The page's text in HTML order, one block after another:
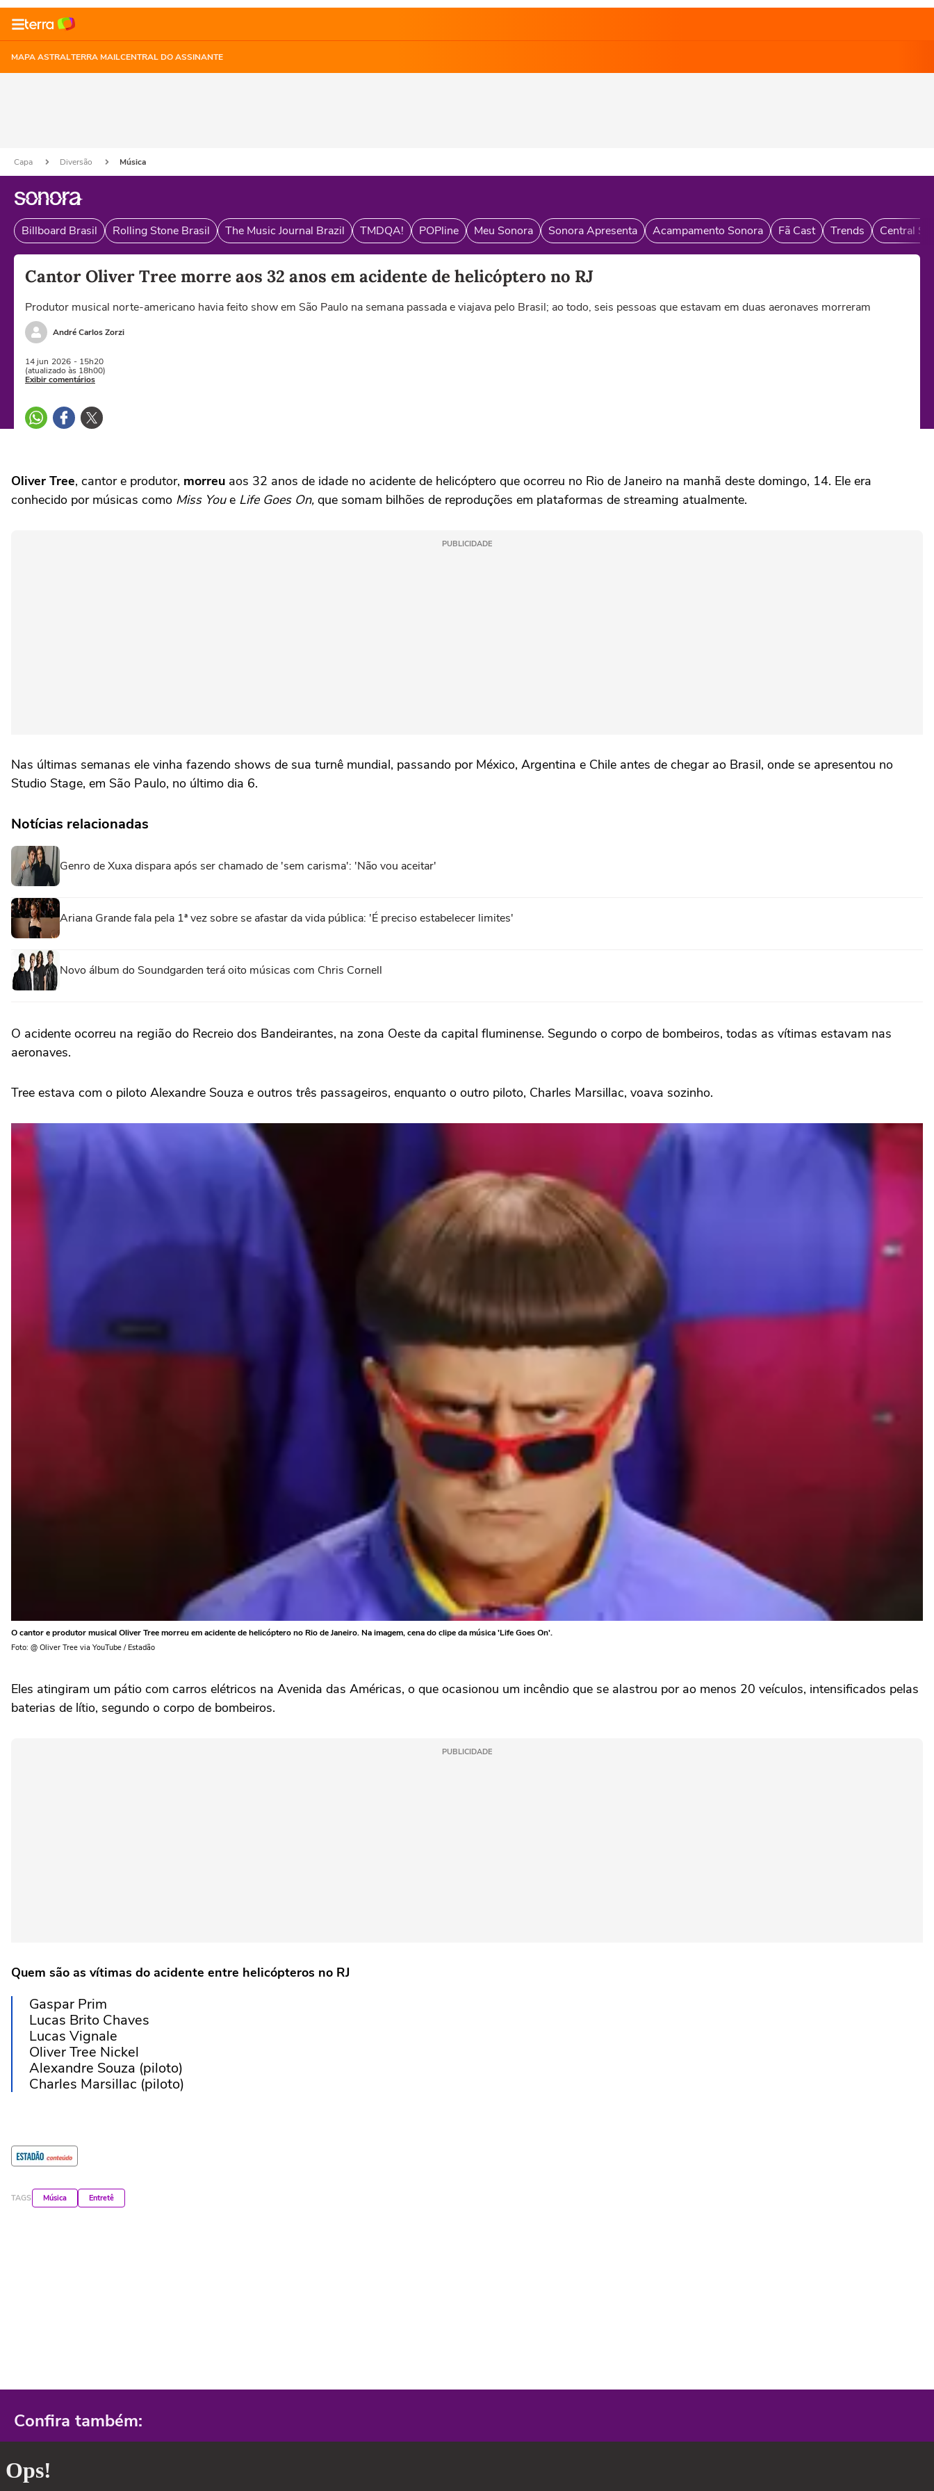
MAPA ASTRALTERRA MAILCENTRAL DO ASSINANTE
Capa Diversão Música
Billboard Brasil Rolling Stone Brasil The Music Journal Brazil TMDQA! POPline Meu Sonora Sonora Apresenta Acampamento Sonora Fã Cast Trends Central
Cantor Oliver Tree morre aos 32 anos em acidente de helicóptero no RJ
Produtor musical norte-americano havia feito show em São Paulo na semana passada e viajava pelo Brasil; ao todo, seis pessoas que estavam em duas aeronaves morreram
André Carlos Zorzi
14 jun 2026 - 15h20
(atualizado às 18h00)
Exibir comentários
Oliver Tree, cantor e produtor, morreu aos 32 anos de idade no acidente de helicóptero que ocorreu no Rio de Janeiro na manhã deste domingo, 14. Ele era
conhecido por músicas como Miss Youe Life Goes On, que somam bilhões de reproduções em plataformas de streaming atualmente.
PUBLICIDADE
Nas últimas semanas ele vinha fazendo shows de sua turnê mundial, passando por México, Argentina e Chile antes de chegar ao Brasil, onde se apresentou no
Studio Stage, em São Paulo, no último dia 6.
Notícias relacionadas
Genro de Xuxa dispara após ser chamado de 'sem carisma': 'Não vou aceitar'
Ariana Grande fala pela 1ª vez sobre se afastar da vida pública: 'É preciso estabelecer limites'
Novo álbum do Soundgarden terá oito músicas com Chris Cornell
O acidente ocorreu na região do Recreio dos Bandeirantes, na zona Oeste da capital fluminense. Segundo o corpo de bombeiros, todas as vítimas estavam nas
aeronaves.
Tree estava com o piloto Alexandre Souza e outros três passageiros, enquanto o outro piloto, Charles Marsillac, voava sozinho.
O cantor e produtor musical Oliver Tree morreu em acidente de helicóptero no Rio de Janeiro. Na imagem, cena do clipe da música 'Life Goes On'.
Foto: @ Oliver Tree via YouTube / Estadão
Eles atingiram um pátio com carros elétricos na Avenida das Américas, o que ocasionou um incêndio que se alastrou por ao menos 20 veículos, intensificados pelas
baterias de lítio, segundo o corpo de bombeiros.
PUBLICIDADE
Quem são as vítimas do acidente entre helicópteros no RJ
Gaspar Prim
Lucas Brito Chaves
Lucas Vignale
Oliver Tree Nickel
Alexandre Souza (piloto)
Charles Marsillac (piloto)
TAGS Música Entretê
Confira também: